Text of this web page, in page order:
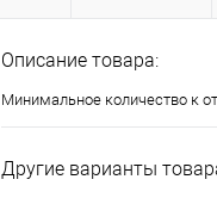
Описание товара:
Минимальное количество к
Другие варианты